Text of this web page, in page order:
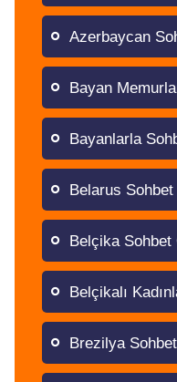
Azerbaycan
Bayan
Bayanlarla
Belarus Sohbet
Belçika Sohbet
Belçikalı
Brezilya